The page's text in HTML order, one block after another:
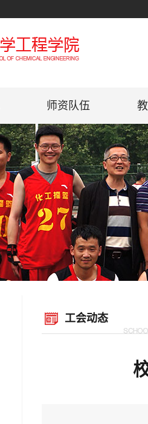
师资队伍
工会动态